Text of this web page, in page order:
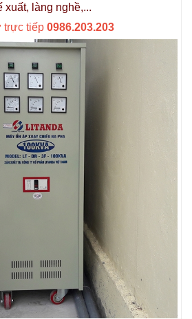
xuất, làng nghề,...
trực tiếp 0986.203.203